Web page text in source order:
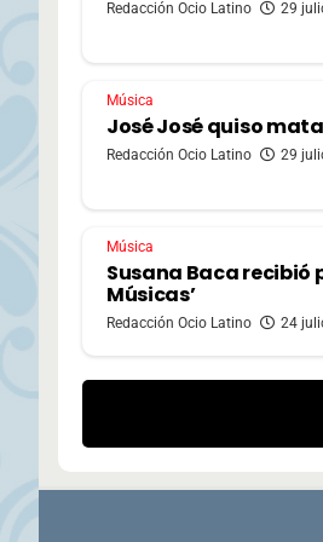
Redacción Ocio Latino 29
Música
José José quiso
Redacción Ocio Latino 29
Música
Susana Baca recibió
Músicas’
Redacción Ocio Latino 24